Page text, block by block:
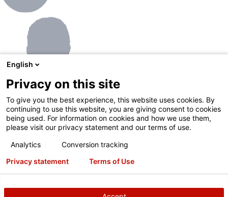
Ihr lokaler Hunter-
Vertriebsmitarbeiter
English
Privacy on this site
To give you the best experience, this website uses cookies. By
continuing to use this website, you are giving consent to cookies
being used. For information on cookies and how we use them,
please visit our privacy statement and our terms of use.
Analytics
Conversion tracking
Privacy statement Terms of Use